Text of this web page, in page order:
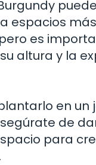
puede
espacios más
es
altura y la
en un
de
para